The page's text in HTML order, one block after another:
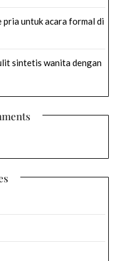
pria untuk acara formal di
sintetis wanita dengan